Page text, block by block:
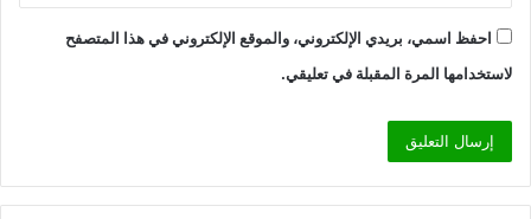
احفظ اسمي، بريدي الإلكتروني، والموقع الإلكتروني في هذا المتصفح
لاستخدامها المرة المقبلة في تعليقي.